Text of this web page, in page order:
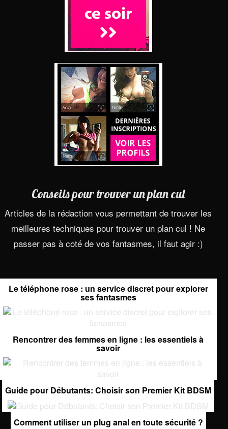
Conseils pour trouver un plan cul
Articles de la rédaction vous permettant de trouver les
meilleures techniques pour trouver un plan cul ! Ne
passer pas à coté de vos fantasmes, il faut agir :)
Le téléphone rose : un service discret pour explorer
ses fantasmes
Rencontrer des femmes en ligne : les essentiels à
savoir
Guide pour Débutants: Choisir son Premier Kit BDSM
Comment utiliser un plug anal en toute sécurité ?